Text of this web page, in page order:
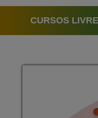
CURSOS